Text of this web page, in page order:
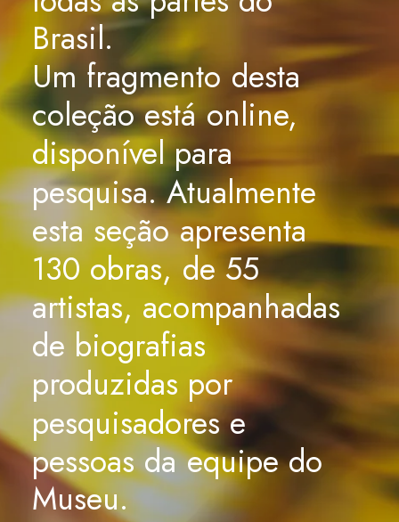
Brasil.
Um fragmento desta
coleção está online,
disponível para
pesquisa. Atualmente
esta seção apresenta
130 obras, de 55
artistas, acompanhadas
de biografias
produzidas por
pesquisadores e
pessoas da equipe do
Museu.